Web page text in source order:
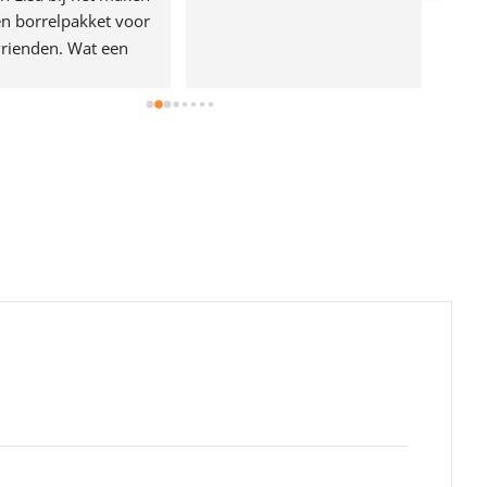
borrelpakket voor
Wat een